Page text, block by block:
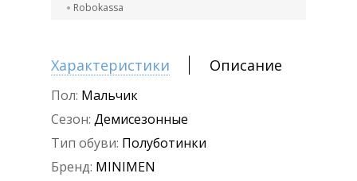
Robokassa
Характеристики Описание
Пол: Мальчик
Сезон: Демисезонные
Тип обуви: Полуботинки
Бренд: MINIMEN